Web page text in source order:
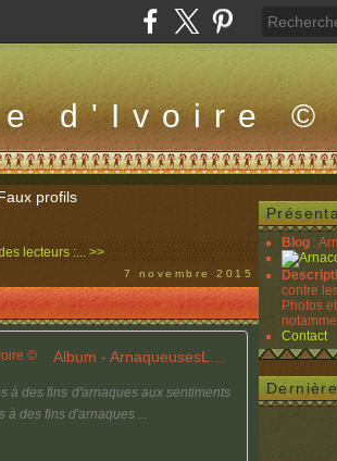
d'Ivoire ©
profils
lecteurs :... >>
7 novembre 2015
à des fins d'arnaques aux sentiments
à des fins d'arnaques ...
Blog :
contre
Photos
Contact